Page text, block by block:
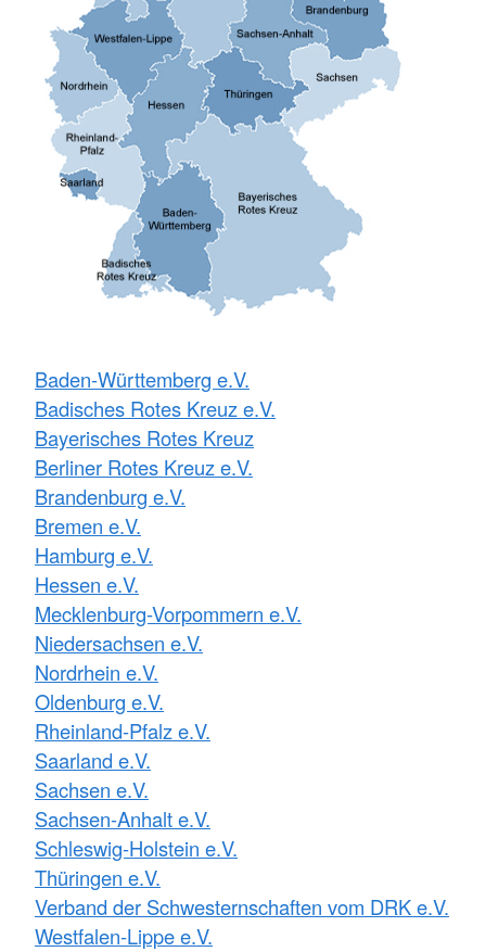
Baden-Württemberg e.V.
Badisches Rotes Kreuz e.V.
Bayerisches Rotes Kreuz
Berliner Rotes Kreuz e.V.
Brandenburg e.V.
Bremen e.V.
Hamburg e.V.
Hessen e.V.
Mecklenburg-Vorpommern e.V.
Niedersachsen e.V.
Nordrhein e.V.
Oldenburg e.V.
Rheinland-Pfalz e.V.
Saarland e.V.
Sachsen e.V.
Sachsen-Anhalt e.V.
Schleswig-Holstein e.V.
Thüringen e.V.
Verband der Schwesternschaften vom DRK e.V.
Westfalen-Lippe e.V.